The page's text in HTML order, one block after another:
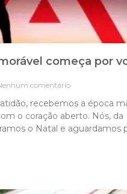
começa por
comentário
recebemos a época
o coração aberto. Nós, da
o Natal e aguardamos